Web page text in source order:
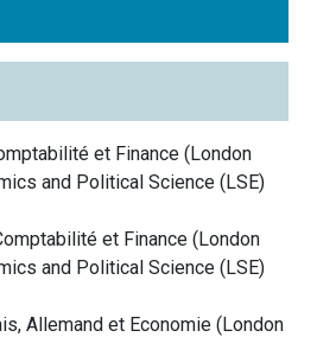
et Finance (London
and Political Science (LSE)
et Finance (London
and Political Science (LSE)
Allemand et Economie (London